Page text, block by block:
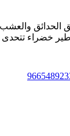
الحدائق
خضراء